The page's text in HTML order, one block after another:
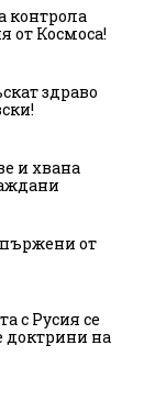
контрола
от Космоса!
здраво
и хвана
от
с Русия се
доктрини на